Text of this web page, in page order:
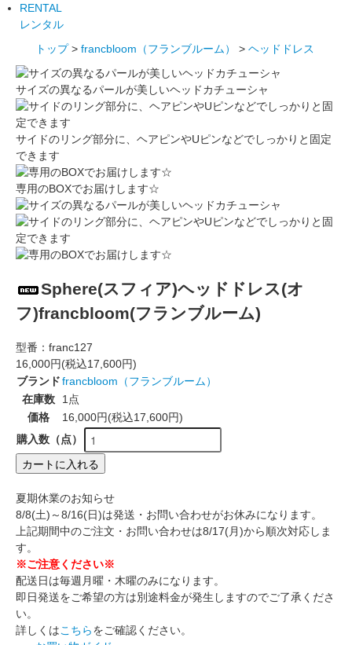
RENTAL
レンタル
トップ > francbloom（フランブルーム） > ヘッドドレス
サイズの異なるパールが美しいヘッドカチューシャ
サイドのリング部分に、ヘアピンやUピンなどでしっかりと固定
できます
専用のBOXでお届けします☆
Sphere(スフィア)ヘッドドレス(オ
フ)francbloom(フランブルーム)
型番： franc127
16,000円(税込17,600円)
ブランドfrancbloom（フランブルーム）
在庫数
1点
価格
16,000円(税込17,600円)
購入数（点）
カートに入れる
夏期休業のお知らせ
8/8(土)～8/16(日)は発送・お問い合わせがお休みになります。
上記期間中のご注文・お問い合わせは8/17(月)から順次対応しま
す。
※ご注意ください※
配送日は毎週月曜・木曜のみになります。
即日発送をご希望の方は別途料金が発生しますのでご了承くださ
い。
詳しくはこちらをご確認ください。